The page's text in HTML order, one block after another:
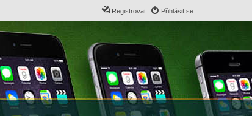
Přihlásit se
Registrovat